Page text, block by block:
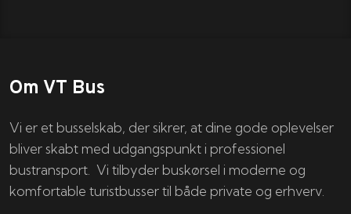
Om VT Bus
Vi er et busselskab, der sikrer, at dine gode oplevelser
bliver skabt med udgangspunkt i professionel
bustransport. Vi tilbyder buskørsel i moderne og
komfortable turistbusser til både private og erhverv.